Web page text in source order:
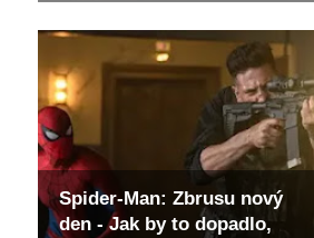
Spider-Man: Zbrusu nový
den - Jak by to dopadlo,